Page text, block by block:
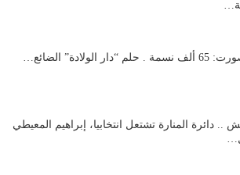
“دار الولادة” الضائع…
.. دائرة المنارة تشتعل انتخابيا، إبراهيم المعيطي